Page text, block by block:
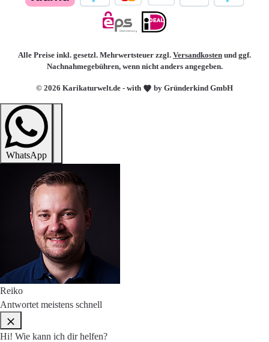
© 2026 Karikaturwelt.de - with by Gründerkind GmbH
Alle Preise inkl. gesetzl. Mehrwertsteuer zzgl. Versandkosten und ggf.
Nachnahmegebühren, wenn nicht anders angegeben.
WhatsApp
Reiko
Antwortet meistens schnell
Hi! Wie kann ich dir helfen?